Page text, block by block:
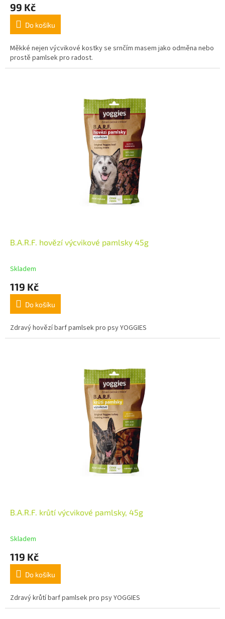
99 Kč
Do košíku
Měkké nejen výcvikové kostky se srnčím masem jako odměna nebo
prostě pamlsek pro radost.
B.A.R.F. hovězí výcvikové pamlsky 45g
Skladem
119 Kč
Do košíku
Zdravý hovězí barf pamlsek pro psy YOGGIES
B.A.R.F. krůtí výcvikové pamlsky, 45g
Skladem
119 Kč
Do košíku
Zdravý krůtí barf pamlsek pro psy YOGGIES